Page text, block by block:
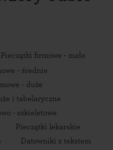
Pieczątki firmowe - małe
- średnie
- duże
i tabelaryczne
- szkieletowe
Pieczątki lekarskie
Datowniki z tekstem